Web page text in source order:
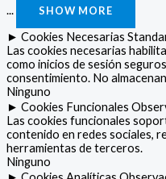
... SHOW MORE
► Cookies Necesarias
Las cookies necesarias
como inicios de sesión
consentimiento. No
Ninguno
► Cookies Funcionales
Las cookies funcionales
contenido en redes sociales,
herramientas de terceros.
Ninguno